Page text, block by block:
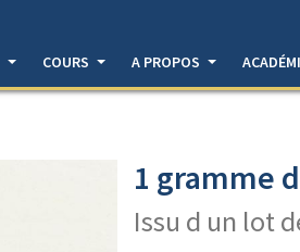
COURS A PROPOS
1 gramme
Issu d un lot